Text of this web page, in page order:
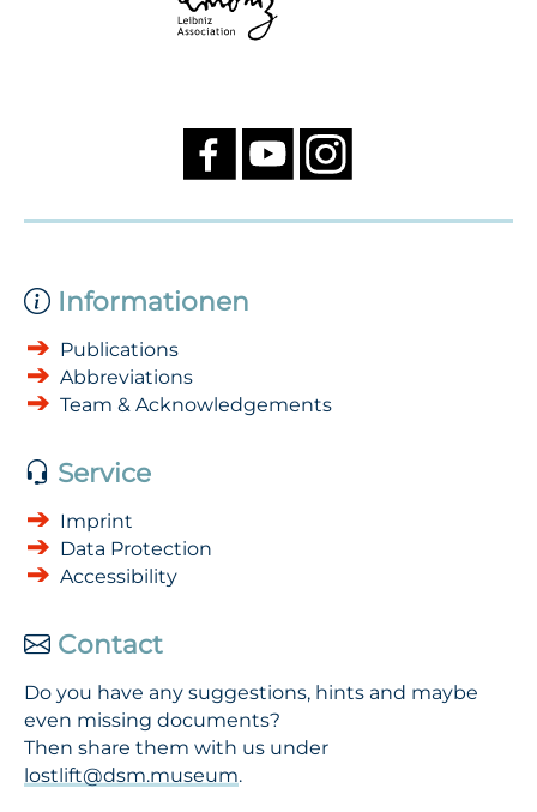
Informationen
Publications
Abbreviations
Team & Acknowledgements
Service
Imprint
Data Protection
Accessibility
Contact
Do you have any suggestions, hints and maybe
even missing documents?
Then share them with us under
lostlift@dsm.museum.